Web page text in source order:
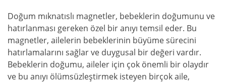
Doğum mıknatıslı magnetler, bebeklerin doğumunu ve
hatırlanması gereken özel bir anıyı temsil eder. Bu
magnetler, ailelerin bebeklerinin büyüme sürecini
hatırlamalarını sağlar ve duygusal bir değeri vardır.
Bebeklerin doğumu, aileler için çok önemli bir olaydır
ve bu anıyı ölümsüzleştirmek isteyen birçok aile,